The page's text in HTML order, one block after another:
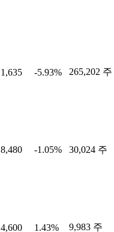
1,635 -5.93% 265,202 주
8,480 -1.05% 30,024 주
4,600 1.43% 9,983 주